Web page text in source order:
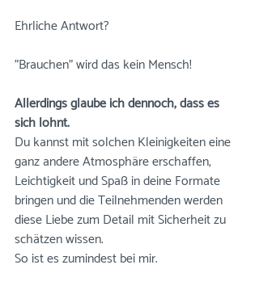
Ehrliche Antwort?
"Brauchen" wird das kein Mensch!
Allerdings glaube ich dennoch, dass es
sich lohnt.
Du kannst mit solchen Kleinigkeiten eine
ganz andere Atmosphäre erschaffen,
Leichtigkeit und Spaß in deine Formate
bringen und die Teilnehmenden werden
diese Liebe zum Detail mit Sicherheit zu
schätzen wissen.
So ist es zumindest bei mir.